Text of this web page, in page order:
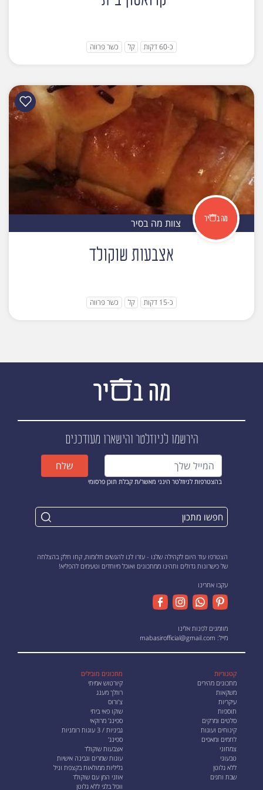
כ-60 דקות קל כשר פרווה
צוות מה בסיר
אצבעות שוקולד
כ-15 דקות קל כשר פרווה
הירשמו לניוזלטרוהישארו מעודכנים
בהצטרפות לניוזלטר הינני מאשר/ת קבלת תוכן פרסומי
שלח
הצטרפו עוד היום לקהילה שלנו - עזרו לנו להגשים חלומות, קחו חלק בהצלחה
של כישרונות גדולים ותהינו ממתכונים ואוכל מיוחדים וטעימים להפליא!
עקבו אחרינו
מוזמנים לפנות אלינו
מייל: mabasirofficial@gmail.com
קטגוריות
מתכונים מהירים
משקאות
עיקריות
תוספות
סלטים ומרקים
קינוחים ועוגות
לחמים ומאפים
צמחוני
טבעוני
ללא גלוטן
שבת וחגים
מתכונים מובילים
קיורטוש אמיתי
רוזלך מענג
צ'ורוס
שוקו פאי ביתי
ספינג' מרוקאי
גביניות / 3 עוגות רומניות
ספינג'
אצבעות שוקולד
עוגות שמרים וגבינה אישיות
גליליות ממולאות בקצפת וניל
אוזני המן עם שוקולד
וופל בלגי ללא גלוטן